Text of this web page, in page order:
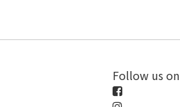
Follow us on